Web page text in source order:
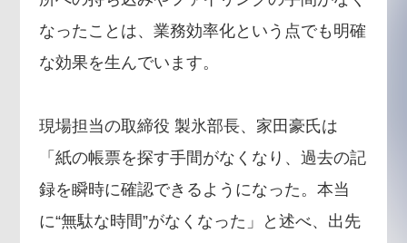
なったことは、業務効率化という点でも明確
な効果を生んでいます。
現場担当の取締役 製氷部長、家田豪氏は
「紙の帳票を探す手間がなくなり、過去の記
録を瞬時に確認できるようになった。本当
に“無駄な時間”がなくなった」と述べ、出先